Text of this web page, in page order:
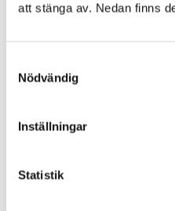
att stänga av. Nedan finns
Nödvändig
Inställningar
Statistik
Besöksadress